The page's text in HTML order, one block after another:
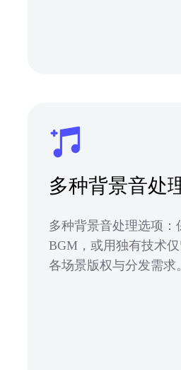
多种背景音处
多种背景音处理选项：
BGM，或用独有技术
各场景版权与分发需求。